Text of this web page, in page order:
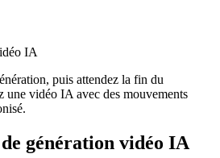
IA
puis attendez la fin du
une vidéo IA avec des mouvements
génération vidéo IA